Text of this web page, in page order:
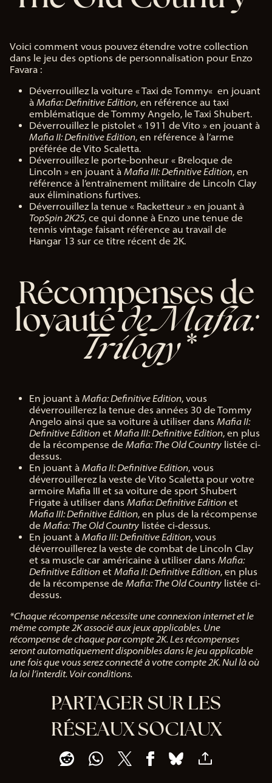
Voici comment vous pouvez étendre votre collection
dans le jeu des options de personnalisation pour Enzo
Favara :
Déverrouillez la voiture « Taxi de Tommy« en jouant
à Mafia: Definitive Edition, en référence au taxi
emblématique de Tommy Angelo, le Taxi Shubert.
Déverrouillez le pistolet « 1911 de Vito » en jouant à
Mafia II: Definitive Edition, en référence à l’arme
préférée de Vito Scaletta.
Déverrouillez le porte-bonheur « Breloque de
Lincoln » en jouant à Mafia III: Definitive Edition, en
référence à l’entraînement militaire de Lincoln Clay
aux éliminations furtives.
Déverrouillez la tenue « Racketteur » en jouant à
TopSpin 2K25, ce qui donne à Enzo une tenue de
tennis vintage faisant référence au travail de
Hangar 13 sur ce titre récent de 2K.
Récompenses de
loyautéde Mafia:
Trilogy*
En jouant à Mafia: Definitive Edition, vous
déverrouillerez la tenue des années 30 de Tommy
Angelo ainsi que sa voiture à utiliser dans Mafia II:
Definitive Edition et Mafia III: Definitive Edition, en plus
de la récompense de Mafia: The Old Country listée ci-
dessus.
En jouant à Mafia II: Definitive Edition, vous
déverrouillerez la veste de Vito Scaletta pour votre
armoire Mafia III et sa voiture de sport Shubert
Frigate à utiliser dans Mafia: Definitive Edition et
Mafia III: Definitive Edition, en plus de la récompense
de Mafia: The Old Country listée ci-dessus.
En jouant à Mafia III: Definitive Edition, vous
déverrouillerez la veste de combat de Lincoln Clay
et sa muscle car américaine à utiliser dans Mafia:
Definitive Edition et Mafia II: Definitive Edition, en plus
de la récompense de Mafia: The Old Country listée ci-
dessus.
*Chaque récompense nécessite une connexion internet et le
même compte 2K associé aux jeux applicables. Une
récompense de chaque par compte 2K. Les récompenses
seront automatiquement disponibles dans le jeu applicable
une fois que vous serez connecté à votre compte 2K. Nul là où
la loi l’interdit. Voir conditions.
PARTAGER SUR LES
RÉSEAUX SOCIAUX